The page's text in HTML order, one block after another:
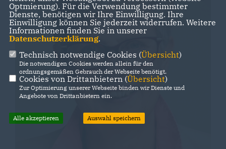
Optmierung). Für die Verwendung bestimmter
Dienste, benötigen wir Ihre Einwilligung. Ihre
Einwilligung können Sie jederzeit widerrufen. Weitere
Informationen finden Sie in unserer
Datenschutzerklärung.
Technisch notwendige Cookies (Übersicht)
Die notwendigen Cookies werden allein für den
ordnungsgemäßen Gebrauch der Webseite benötigt.
Cookies von Drittanbietern (Übersicht)
Zur Optimierung unserer Webseite binden wir Dienste und
Angebote von Drittanbietern ein.
Alle akzeptieren Auswahl speichern